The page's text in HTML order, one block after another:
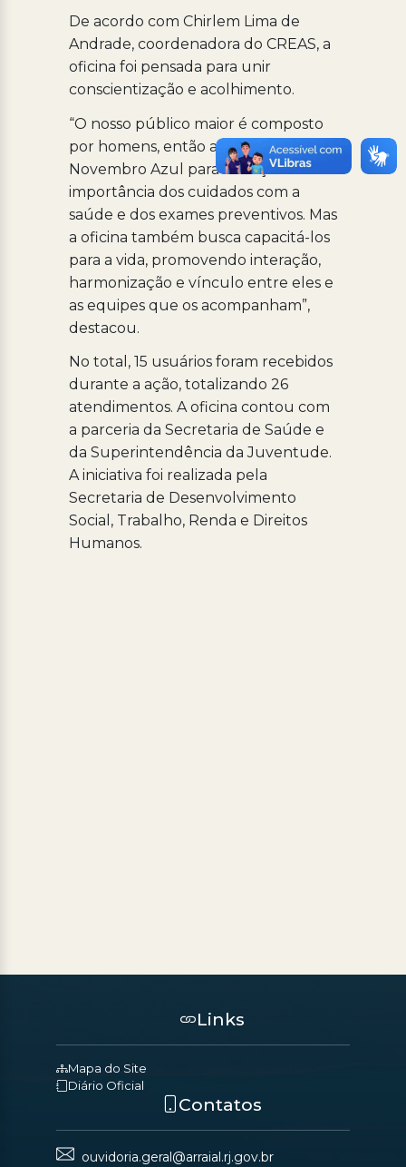
De acordo com Chirlem Lima de
Andrade, coordenadora do CREAS, a
oficina foi pensada para unir
conscientização e acolhimento.
“O nosso público maior é composto
por homens, então aproveitamos o
Novembro Azul para reforçar a
importância dos cuidados com a
saúde e dos exames preventivos. Mas
a oficina também busca capacitá-los
para a vida, promovendo interação,
harmonização e vínculo entre eles e
as equipes que os acompanham”,
destacou.
No total, 15 usuários foram recebidos
durante a ação, totalizando 26
atendimentos. A oficina contou com
a parceria da Secretaria de Saúde e
da Superintendência da Juventude.
A iniciativa foi realizada pela
Secretaria de Desenvolvimento
Social, Trabalho, Renda e Direitos
Humanos.
Links
Mapa do Site
Diário Oficial
Contatos
ouvidoria.geral@arraial.rj.gov.br